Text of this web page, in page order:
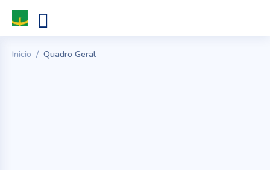
Inicio Quadro Geral